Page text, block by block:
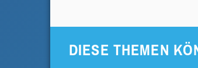
DIESE THEMEN